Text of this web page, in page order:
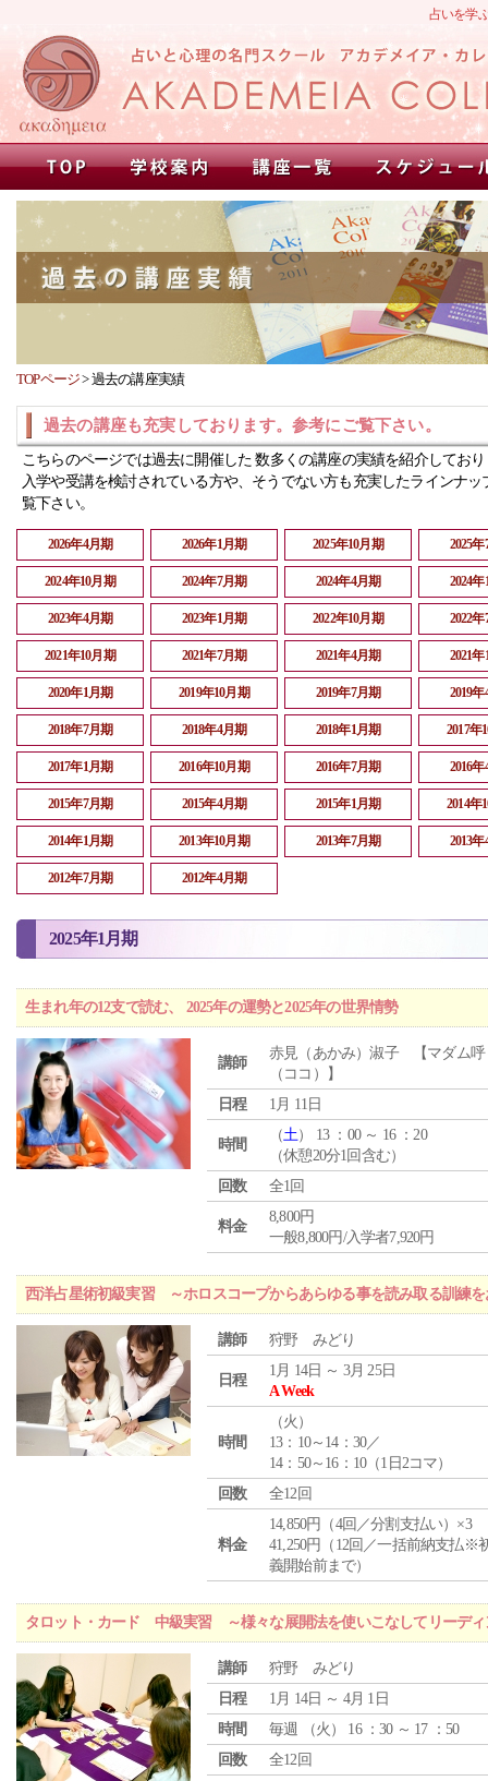
占いを学
TOPページ>過去の講座実績
過去の講座も充実しております。参考にご覧下さい。
こちらのページでは過去に開催した 数多くの講座の実績を紹介してお
入学や受講を検討されている方や、そうでない方も充実したラインナッ
覧下さい。
2026年4月期 2026年1月期 2025年10月期 2025
2024年10月期 2024年7月期 2024年4月期 2024
2023年4月期 2023年1月期 2022年10月期 2022
2021年10月期 2021年7月期 2021年4月期 2021
2020年1月期 2019年10月期 2019年7月期 2019
2018年7月期 2018年4月期 2018年1月期 2017年
2017年1月期 2016年10月期 2016年7月期 2016
2015年7月期 2015年4月期 2015年1月期 2014年
2014年1月期 2013年10月期 2013年7月期 2013
2012年7月期 2012年4月期
2025年1月期
生まれ年の12支で読む、 2025年の運勢と2025年の世界情勢
講師
赤見（あかみ）淑子 【マダム呼
（ココ）】
日程
1月 11日
時間
（土） 13 ：00 ～ 16 ：20
（休憩20分1回含む）
回数
全1回
料金
8,800円
一般8,800円/入学者7,920円
西洋占星術初級実習 ～ホロスコープからあらゆる事を読み取る訓練を
講師 狩野 みどり
日程
1月 14日 ～ 3月 25日
A Week
時間
（火 ）
13：10～14：30／
14：50～16：10（1日2コマ）
回数
全12回
料金
14,850円（4回／分割支払い）×3
41,250円（12回／一括前納支払※
義開始前まで）
タロット・カード 中級実習 ～様々な展開法を使いこなしてリーディ
講師
狩野 みどり
日程
1月 14日 ～ 4月 1日
時間
毎週 （火 ） 16 ：30 ～ 17 ：50
回数
全12回